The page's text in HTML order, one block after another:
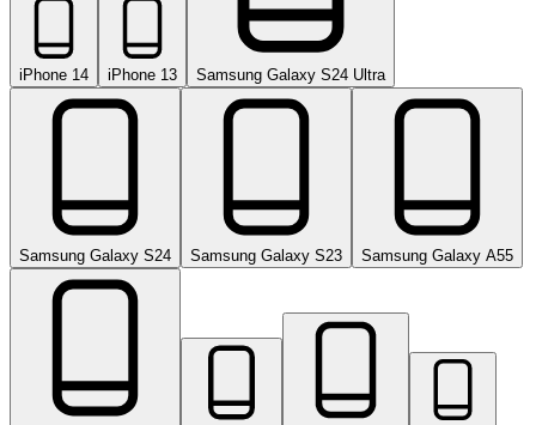
iPhone 14 iPhone 13 Samsung Galaxy S24 Ultra
Samsung Galaxy S24 Samsung Galaxy S23 Samsung Galaxy A55